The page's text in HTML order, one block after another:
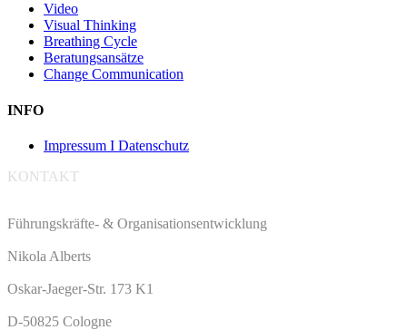
Video
Visual Thinking
Breathing Cycle
Beratungsansätze
Change Communication
INFO
Impressum I Datenschutz
KONTAKT
Führungskräfte- & Organisationsentwicklung
Nikola Alberts
Oskar-Jaeger-Str. 173 K1
D-50825 Cologne